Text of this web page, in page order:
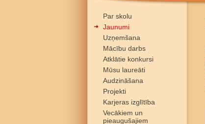
Par skolu
Jaunumi
Uzņemšana
Mācību darbs
Atklātie konkursi
Mūsu laureāti
Audzināšana
Projekti
Karjeras izglītība
Vecākiem un
pieaugušajiem